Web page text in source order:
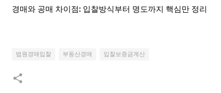
경매와 공매 차이점: 입찰방식부터 명도까지 핵심만 정리
법원경매입찰 부동산경매 입찰보증금계산